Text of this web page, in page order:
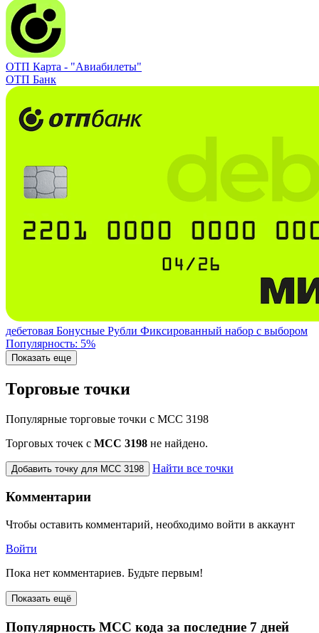
ОТП Карта - "Авиабилеты"
ОТП Банк
дебетовая Бонусные Рубли Фиксированный набор с выбором
Популярность: 5%
Показать еще
Торговые точки
Популярные торговые точки с MCC 3198
Торговых точек с МСС 3198 не найдено.
Добавить точку для MCC 3198 Найти все точки
Комментарии
Чтобы оставить комментарий, необходимо войти в аккаунт
Войти
Пока нет комментариев. Будьте первым!
Показать ещё
Популярность MCC кода за последние 7 дней